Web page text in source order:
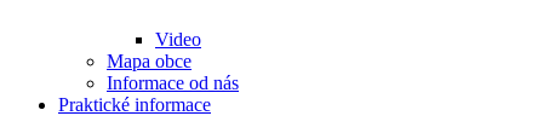
Video
Mapa obce
Informace od nás
Praktické informace